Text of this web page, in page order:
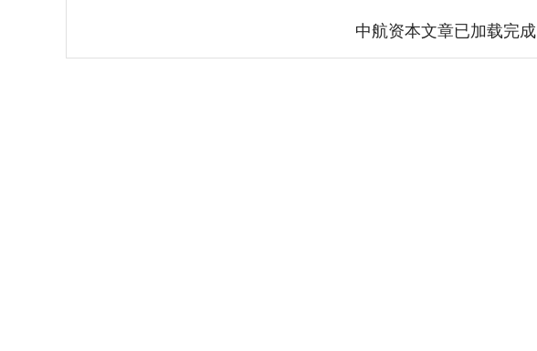
中航资本文章已加载完成